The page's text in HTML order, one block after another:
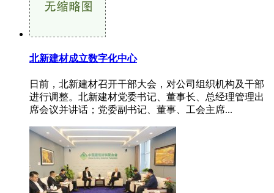
北新建材成立数字化中心
日前，北新建材召开干部大会，对公司组织机构及干部
进行调整。北新建材党委书记、董事长、总经理管理出
席会议并讲话；党委副书记、董事、工会主席...